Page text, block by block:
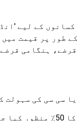
طور پر قیمت
ہنگامی قرضے، پیداواری کریڈٹ،
سی سی کی سہولت
کم ہے۔